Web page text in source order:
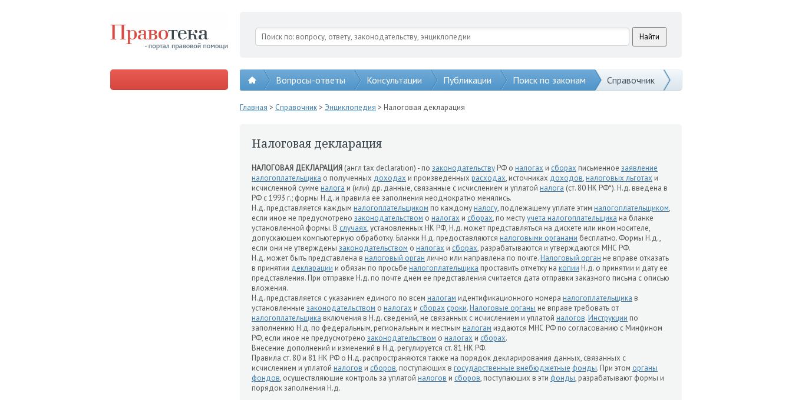
Вопросы-ответы Консультации Публикации Поиск по законам Справочник
Главная > Справочник> Энциклопедия > Налоговая декларация
Налоговая декларация
НАЛОГОВАЯ ДЕКЛАРАЦИЯ (англ tax declaration) - по законодательству РФ о налогах и сборах письменное заявление
налогоплательщика о полученных доходах и произведенных расходах, источниках доходов,налоговых льготах и
исчисленной сумме налога и (или) др. данные, связанные с исчислением и уплатой налога (ст. 80 НК РФ*). Н.д. введена в
РФ с 1993 г.; формы Н.д. и правила ее заполнения неоднократно менялись.
Н.д. представляется каждым налогоплательщиком по каждомуналогу, подлежащему уплате этим налогоплательщиком,
если иное не предусмотрено законодательством о налогах и сборах, по местуучета налогоплательщика на бланке
установленной формы. В случаях, установленных НК РФ, Н.д. может представляться на дискете или ином носителе,
допускающем компьютерную обработку. Бланки Н.д. предоставляются налоговыми органами бесплатно. Формы Н.д.,
если они не утверждены законодательством о налогах и сборах, разрабатываются и утверждаются МНС РФ.
Н.д. может быть представлена в налоговый орган лично или направлена по почте.Налоговый орган не вправе отказать
в принятии декларации и обязан по просьбе налогоплательщика проставить отметку на копии Н.д. о принятии и дату ее
представления. При отправке Н.д. по почте днем ее представления считается дата отправки заказного письма с описью
вложения.
Н.д. представляется с указанием единого по всем налогам идентификационного номера налогоплательщика в
установленные законодательством о налогах и сборах сроки.Налоговые органы не вправе требовать от
налогоплательщика включения в Н.д. сведений, не связанных с исчислением и уплатой налогов.Инструкции по
заполнению Н.д. по федеральным, региональным и местным налогам издаются МНС РФ по согласованию с Минфином
РФ, если иное не предусмотрено законодательством о налогах и сборах.
Внесение дополнений и изменений в Н.д. регулируется ст. 81 НК РФ.
Правила ст. 80 и 81 НК РФ о Н.д. распространяются также на порядок декларирования данных, связанных с
исчислением и уплатой налогов и сборов, поступающих в государственные внебюджетные фонды. При этом органы
фондов, осуществляющие контроль за уплатой налогов и сборов, поступающих в эти фонды, разрабатывают формы и
порядок заполнения Н.д.